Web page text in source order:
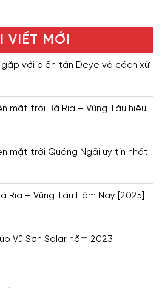
VIẾT MỚI
với biến tần Deye và cách xử
mặt trời Bà Rịa – Vũng Tàu hiệu
mặt trời Quảng Ngãi uy tín nhất
Rịa – Vũng Tàu Hôm Nay [2025]
Vũ Sơn Solar năm 2023